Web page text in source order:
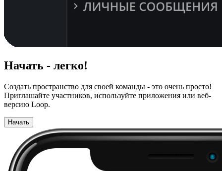
Начать - легко!
Создать пространство для своей команды - это очень просто!
Приглашайте участников, используйте приложения или веб-
версию Loop.
Начать